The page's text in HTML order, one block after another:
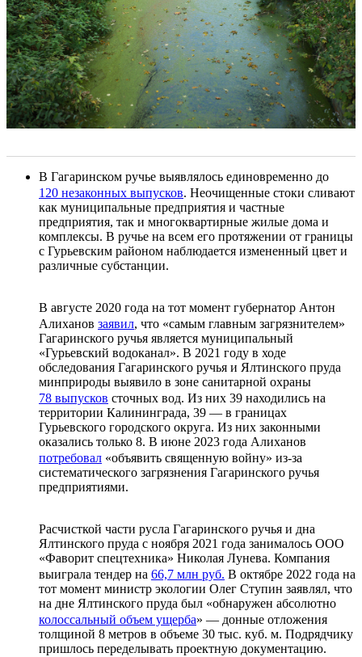
В Гагаринском ручье выявлялось единовременно до
120 незаконных выпусков. Неочищенные стоки сливают
как муниципальные предприятия и частные
предприятия, так и многоквартирные жилые дома и
комплексы. В ручье на всем его протяжении от границы
с Гурьевским районом наблюдается измененный цвет и
различные субстанции.
В августе 2020 года на тот момент губернатор Антон
Алиханов заявил, что «самым главным загрязнителем»
Гагаринского ручья является муниципальный
«Гурьевский водоканал». В 2021 году в ходе
обследования Гагаринского ручья и Ялтинского пруда
минприроды выявило в зоне санитарной охраны
78 выпусков сточных вод. Из них 39 находились на
территории Калининграда, 39 — в границах
Гурьевского городского округа. Из них законными
оказались только 8. В июне 2023 года Алиханов
потребовал «объявить священную войну» из-за
систематического загрязнения Гагаринского ручья
предприятиями.
Расчисткой части русла Гагаринского ручья и дна
Ялтинского пруда с ноября 2021 года занималось ООО
«Фаворит спецтехника» Николая Лунева. Компания
выиграла тендер на 66,7 млн руб. В октябре 2022 года на
тот момент министр экологии Олег Ступин заявлял, что
на дне Ялтинского пруда был «обнаружен абсолютно
колоссальный объем ущерба» — донные отложения
толщиной 8 метров в объеме 30 тыс. куб. м. Подрядчику
пришлось переделывать проектную документацию.